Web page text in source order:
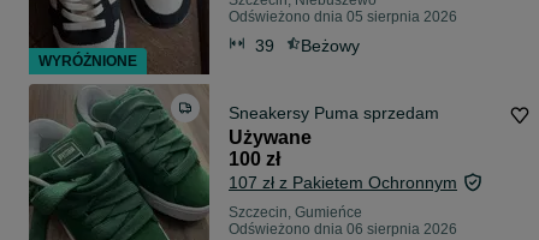
Odświeżono dnia 05 sierpnia 2026
39 Beżowy
Sneakersy Puma sprzedam
Używane
100 zł
107 zł z Pakietem Ochronnym
Szczecin, Gumieńce
Odświeżono dnia 06 sierpnia 2026
WYRÓŻNIONE